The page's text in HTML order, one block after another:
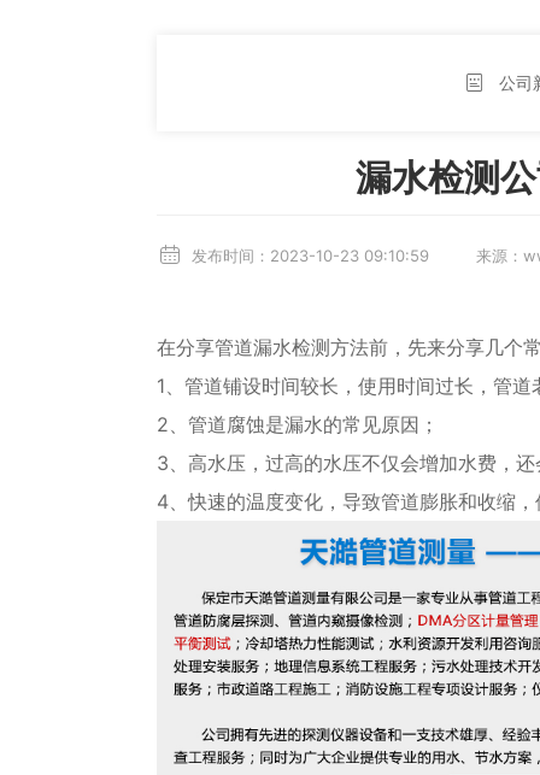
公司
漏水检测
发布时间：2023-10-23 09:10:59 来源
在分享管道漏水检测方法前，先来分享几个
1、管道铺设时间较长，使用时间过长，管道
2、管道腐蚀是漏水的常见原因；
3、高水压，过高的水压不仅会增加水费，
4、快速的温度变化，导致管道膨胀和收缩